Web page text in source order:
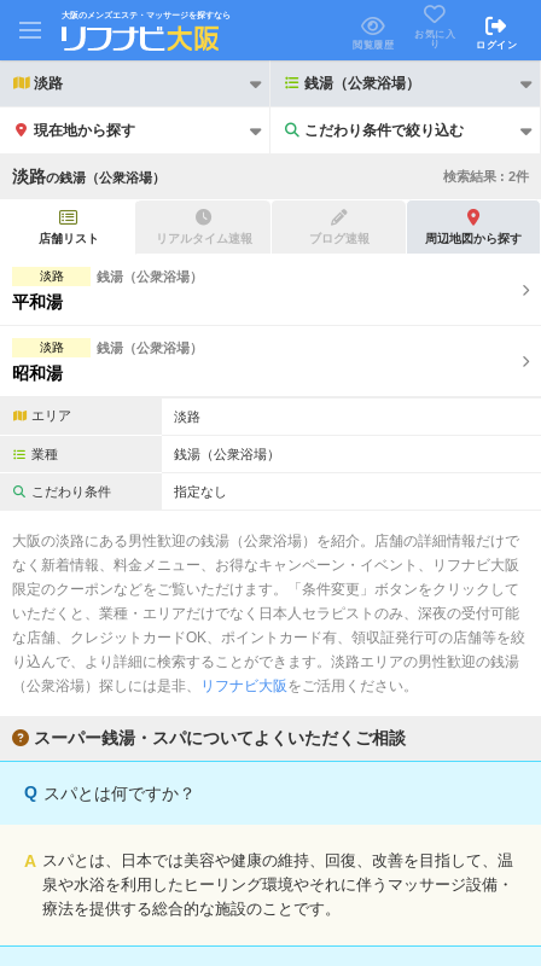
大阪のメンズエステ・マッサージを探すなら
閲覧履歴
お気に入
り
ログイン
淡路 銭湯（公衆浴場）
現在地から探す こだわり条件で絞り込む
こだわり条件で絞り込む
21時以降も受付
初回割引あり
団体割引
キャッシュレス決済OK
2名様歓迎
完全個室 半個室あり
ペアルームあり シャワー室完備
フットバスあり 岩盤浴あり
専用駐車場あり 有資格者在籍
日本人スタッフのみ 女性スタッフのみ
スタッフ指名可
こだわり条件を変更
淡路の銭湯（公衆浴場） 検索結果 : 2件
店舗リスト リアルタイム速報 ブログ速報 周辺地図から探す
淡路 銭湯（公衆浴場）
平和湯
淡路 銭湯（公衆浴場）
昭和湯
エリア 淡路
業種 銭湯（公衆浴場）
こだわり条件 指定なし
大阪の淡路にある男性歓迎の銭湯（公衆浴場）を紹介。店舗の詳細情報だけで
なく新着情報、料金メニュー、お得なキャンペーン・イベント、リフナビ大阪
限定のクーポンなどをご覧いただけます。「条件変更」ボタンをクリックして
いただくと、業種・エリアだけでなく日本人セラピストのみ、深夜の受付可能
な店舗、クレジットカードOK、ポイントカード有、領収証発行可の店舗等を絞
り込んで、より詳細に検索することができます。淡路エリアの男性歓迎の銭湯
（公衆浴場）探しには是非、
リフナビ大阪 をご活用ください。
スーパー銭湯・スパについてよくいただくご相談
Q スパとは何ですか？
A スパとは、日本では美容や健康の維持、回復、改善を目指して、温
泉や水浴を利用したヒーリング環境やそれに伴うマッサージ設備・
療法を提供する総合的な施設のことです。